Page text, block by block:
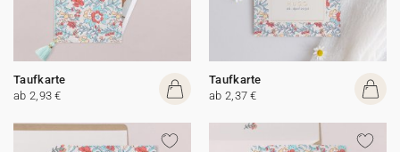
Taufkarte
ab 2,93 €
Taufkarte
ab 2,37 €